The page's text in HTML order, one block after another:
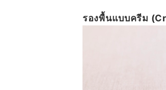
รองพื้นแบบครีม